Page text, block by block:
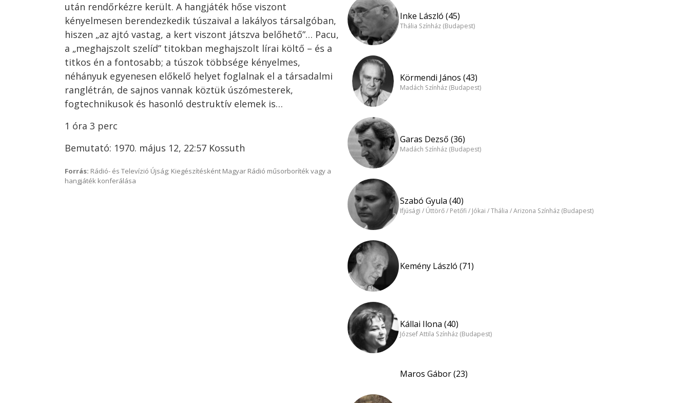
után rendőrkézre került. A hangjáték hőse viszont
kényelmesen berendezkedik túszaival a lakályos társalgóban,
hiszen „az ajtó vastag, a kert viszont játszva belőhető”… Pacu,
a „meghajszolt szelíd” titokban meghajszolt lírai költő – és a
titkos én a fontosabb; a túszok többsége kényelmes,
néhányuk egyenesen előkelő helyet foglalnak el a társadalmi
ranglétrán, de sajnos vannak köztük úszómesterek,
fogtechnikusok és hasonló destruktív elemek is…
1 óra 3 perc
Bemutató: 1970. május 12, 22:57 Kossuth
Forrás: Rádió- és Televízió Újság; Kiegészítésként Magyar Rádió műsorboríték vagy a
hangjáték konferálása
Inke László (45)
Thália Színház (Budapest)
Körmendi János (43)
Madách Színház (Budapest)
Garas Dezső (36)
Madách Színház (Budapest)
Szabó Gyula (40)
Ifjúsági / Úttörő / Petőfi / Jókai / Thália / Arizona Színház (Budapest)
Kemény László (71)
Kállai Ilona (40)
József Attila Színház (Budapest)
Maros Gábor (23)